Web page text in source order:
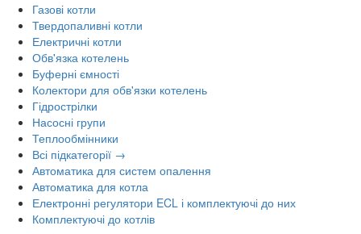
Газові котли
Твердопаливні котли
Електричні котли
Обв'язка котелень
Буферні ємності
Колектори для обв'язки котелень
Гідрострілки
Насосні групи
Теплообмінники
Всі підкатегорії →
Автоматика для систем опалення
Автоматика для котла
Електронні регулятори ECL і комплектуючі до них
Комплектуючі до котлів